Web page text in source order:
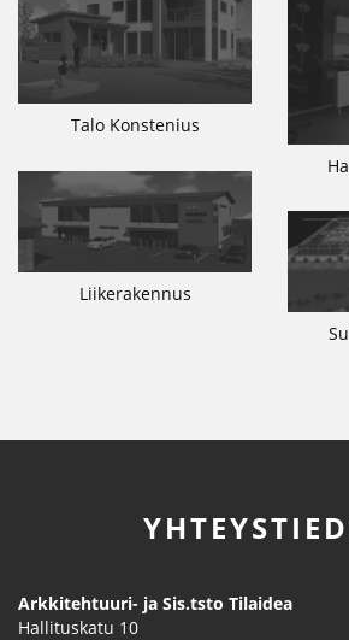
Talo Konstenius
Liikerakennus
Arkkitehtuuri- ja Sis.tsto Tilaidea
Hallituskatu 10